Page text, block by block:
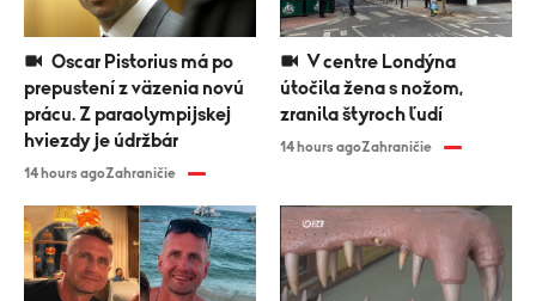
prepustení z väzenia novú
prácu. Z paraolympijskej
hviezdy je údržbár
14 hours agoZahraničie
V centre Londýna
útočila žena s nožom,
zranila štyroch ľudí
14 hours agoZahraničie